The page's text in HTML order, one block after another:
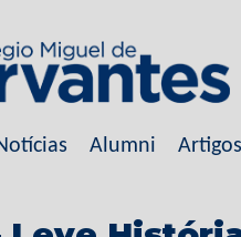
Alumni Artigos